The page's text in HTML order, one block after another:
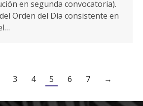
en segunda convocatoria).
Orden del Día consistente en
3 4 5 6 7 →